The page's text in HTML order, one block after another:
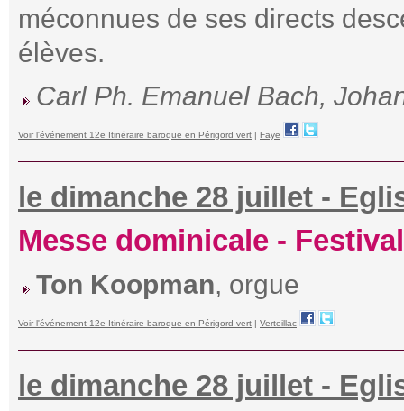
méconnues de ses directs
élèves.
Carl Ph. Emanuel Bach,
Voir l'événement 12e Itinéraire baroque en Périgord vert | Faye
le dimanche 28 juillet -
Messe dominicale -
Ton Koopman, orgue
Voir l'événement 12e Itinéraire baroque en Périgord vert | Verteillac
le dimanche 28 juillet -